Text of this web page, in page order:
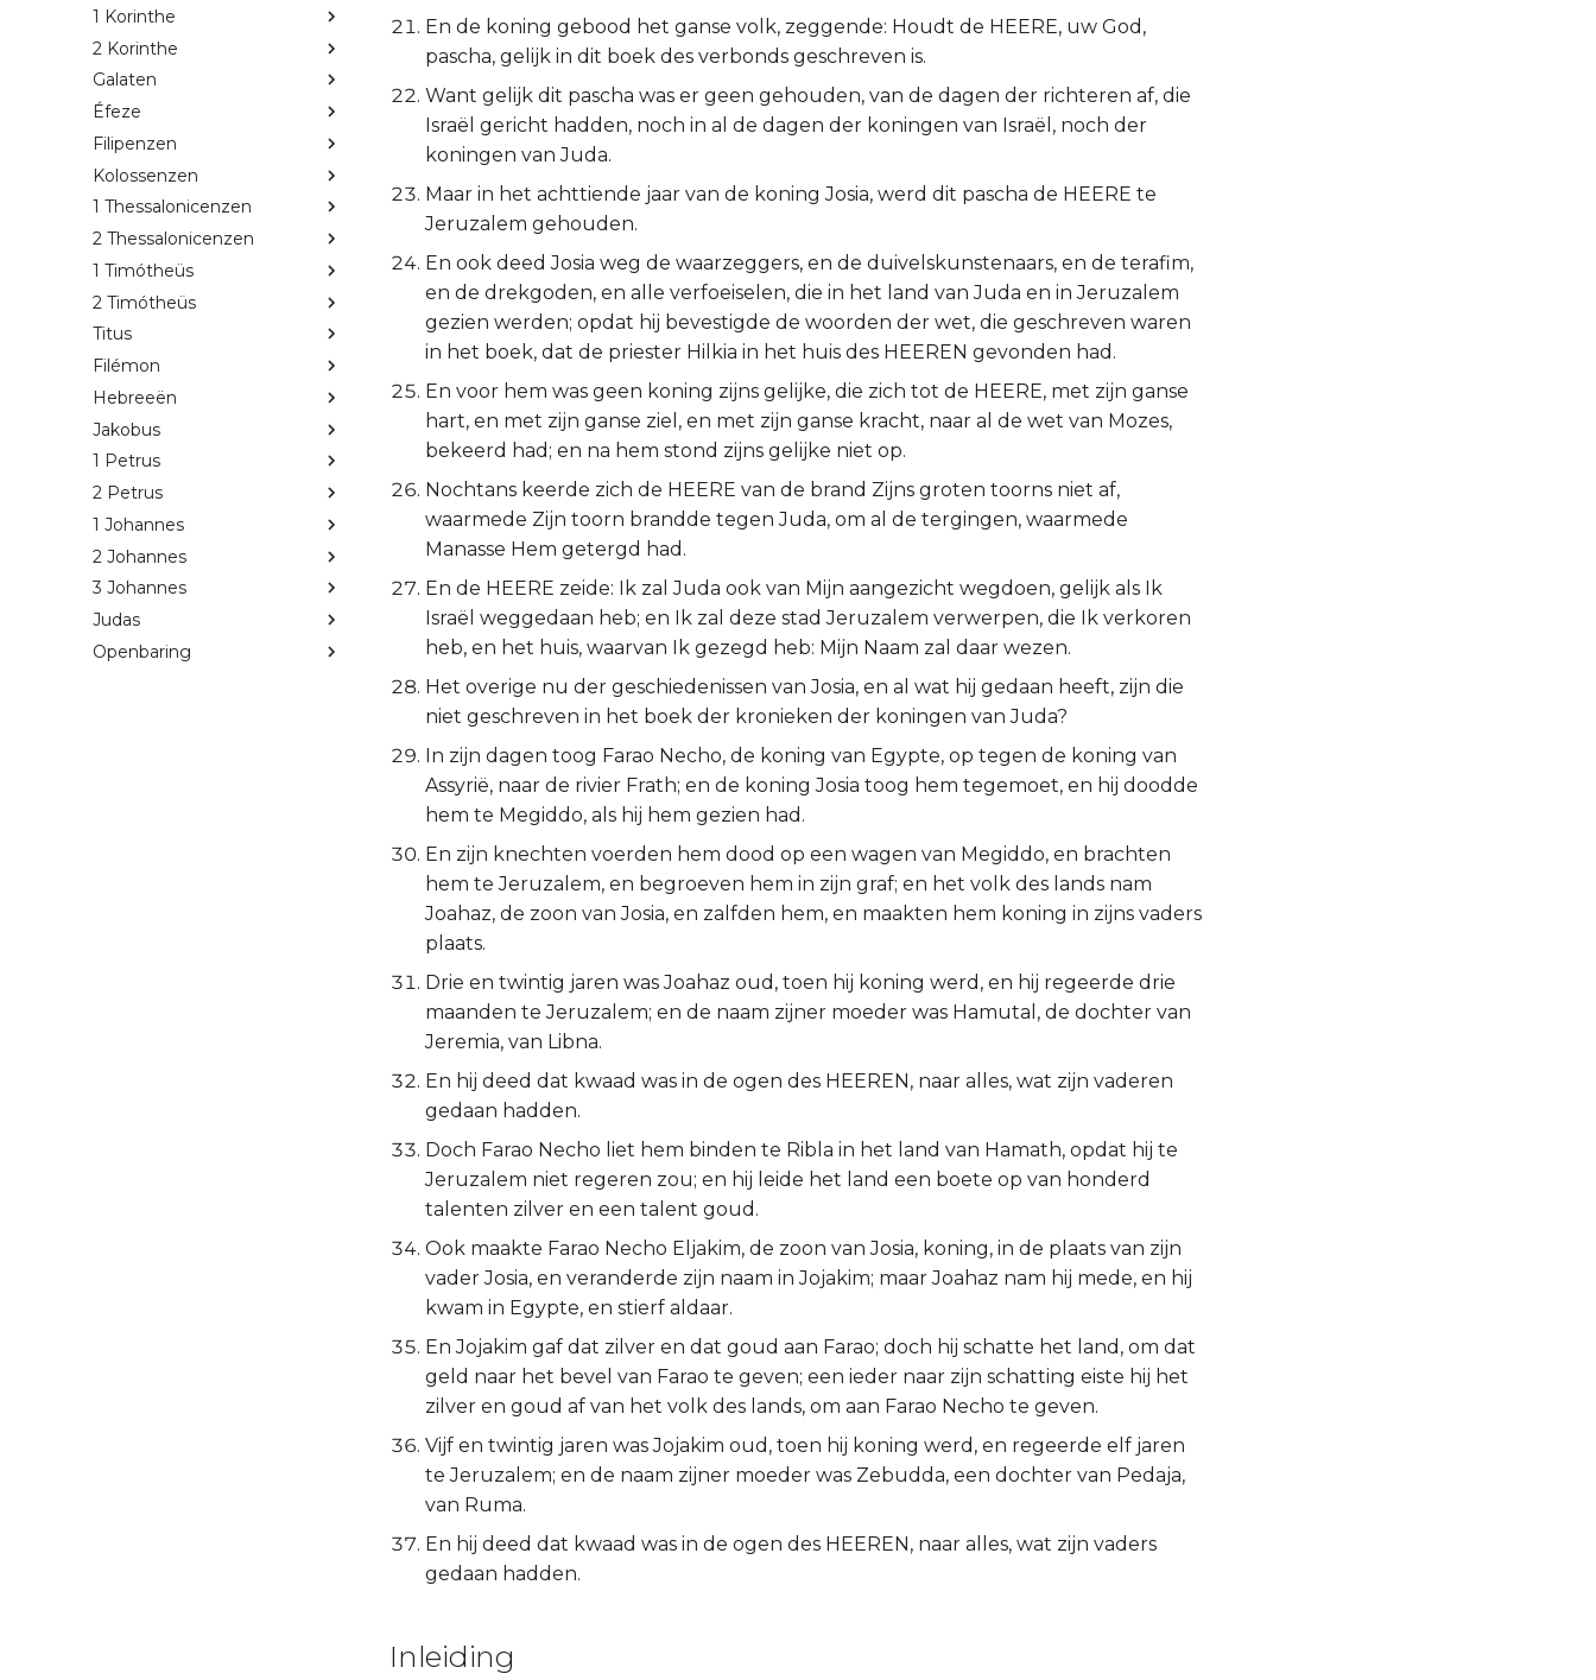
1 Korinthe
2 Korinthe
Galaten
Éfeze
Filipenzen
Kolossenzen
1 Thessalonicenzen
2 Thessalonicenzen
1 Timótheüs
2 Timótheüs
Titus
Filémon
Hebreeën
Jakobus
1 Petrus
2 Petrus
1 Johannes
2 Johannes
3 Johannes
Judas
Openbaring
En de koning gebood het ganse volk, zeggende: Houdt de HEERE, uw God,
pascha, gelijk in dit boek des verbonds geschreven is.
Want gelijk dit pascha was er geen gehouden, van de dagen der richteren af, die
Israël gericht hadden, noch in al de dagen der koningen van Israël, noch der
koningen van Juda.
Maar in het achttiende jaar van de koning Josia, werd dit pascha de HEERE te
Jeruzalem gehouden.
En ook deed Josia weg de waarzeggers, en de duivelskunstenaars, en de terafim,
en de drekgoden, en alle verfoeiselen, die in het land van Juda en in Jeruzalem
gezien werden; opdat hij bevestigde de woorden der wet, die geschreven waren
in het boek, dat de priester Hilkia in het huis des HEEREN gevonden had.
En voor hem was geen koning zijns gelijke, die zich tot de HEERE, met zijn ganse
hart, en met zijn ganse ziel, en met zijn ganse kracht, naar al de wet van Mozes,
bekeerd had; en na hem stond zijns gelijke niet op.
Nochtans keerde zich de HEERE van de brand Zijns groten toorns niet af,
waarmede Zijn toorn brandde tegen Juda, om al de tergingen, waarmede
Manasse Hem getergd had.
En de HEERE zeide: Ik zal Juda ook van Mijn aangezicht wegdoen, gelijk als Ik
Israël weggedaan heb; en Ik zal deze stad Jeruzalem verwerpen, die Ik verkoren
heb, en het huis, waarvan Ik gezegd heb: Mijn Naam zal daar wezen.
Het overige nu der geschiedenissen van Josia, en al wat hij gedaan heeft, zijn die
niet geschreven in het boek der kronieken der koningen van Juda?
In zijn dagen toog Farao Necho, de koning van Egypte, op tegen de koning van
Assyrië, naar de rivier Frath; en de koning Josia toog hem tegemoet, en hij doodde
hem te Megiddo, als hij hem gezien had.
En zijn knechten voerden hem dood op een wagen van Megiddo, en brachten
hem te Jeruzalem, en begroeven hem in zijn graf; en het volk des lands nam
Joahaz, de zoon van Josia, en zalfden hem, en maakten hem koning in zijns vaders
plaats.
Drie en twintig jaren was Joahaz oud, toen hij koning werd, en hij regeerde drie
maanden te Jeruzalem; en de naam zijner moeder was Hamutal, de dochter van
Jeremia, van Libna.
En hij deed dat kwaad was in de ogen des HEEREN, naar alles, wat zijn vaderen
gedaan hadden.
Doch Farao Necho liet hem binden te Ribla in het land van Hamath, opdat hij te
Jeruzalem niet regeren zou; en hij leide het land een boete op van honderd
talenten zilver en een talent goud.
Ook maakte Farao Necho Eljakim, de zoon van Josia, koning, in de plaats van zijn
vader Josia, en veranderde zijn naam in Jojakim; maar Joahaz nam hij mede, en hij
kwam in Egypte, en stierf aldaar.
En Jojakim gaf dat zilver en dat goud aan Farao; doch hij schatte het land, om dat
geld naar het bevel van Farao te geven; een ieder naar zijn schatting eiste hij het
zilver en goud af van het volk des lands, om aan Farao Necho te geven.
Vijf en twintig jaren was Jojakim oud, toen hij koning werd, en regeerde elf jaren
te Jeruzalem; en de naam zijner moeder was Zebudda, een dochter van Pedaja,
van Ruma.
En hij deed dat kwaad was in de ogen des HEEREN, naar alles, wat zijn vaders
gedaan hadden.
Inleiding